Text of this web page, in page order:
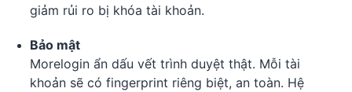
giảm rủi ro bị khóa tài khoản.
Bảo mật
Morelogin ẩn dấu vết trình duyệt thật. Mỗi tài
khoản sẽ có fingerprint riêng biệt, an toàn. Hệ